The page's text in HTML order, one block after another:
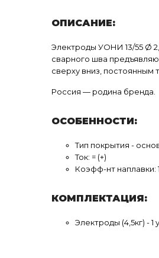
ОПИСАНИЕ:
Электроды УОНИ 13/55 Ø
сварного шва
сверху вниз, постоянным
Россия — родина бренда.
ОСОБЕННОСТИ:
Тип покрытия -
Ток: = (+)
Коэфф-нт наплавки:
КОМПЛЕКТАЦИЯ:
Электроды (4,5кг) - 1